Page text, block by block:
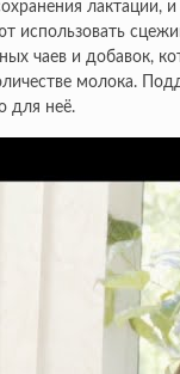
лактации,
использовать
чаев и добавок,
молока.
для неё.